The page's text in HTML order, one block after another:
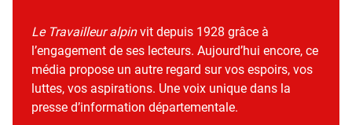
Le Travailleur alpinvit depuis 1928 grâce à
l’engagement de ses lecteurs. Aujourd’hui encore, ce
média propose un autre regard sur vos espoirs, vos
luttes, vos aspirations. Une voix unique dans la
presse d’information départementale.